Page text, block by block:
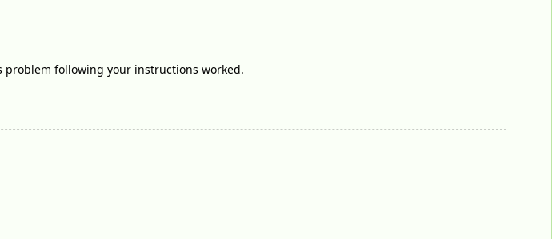
following your instructions worked.